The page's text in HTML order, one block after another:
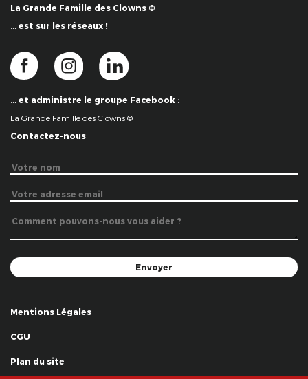
La Grande Famille des Clowns ©
… est sur les réseaux !
… et administre le groupe Facebook :
La Grande Famille des Clowns ©
Contactez-nous
Mentions Légales
CGU
Plan du site